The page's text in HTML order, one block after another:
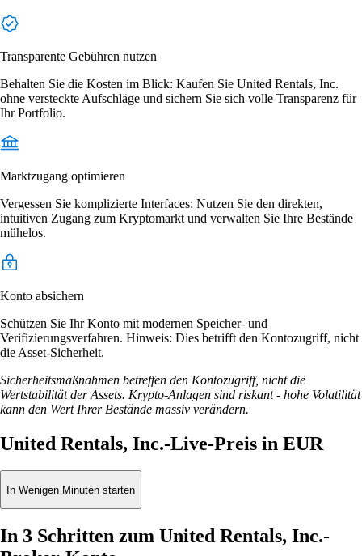
Transparente Gebühren nutzen
Behalten Sie die Kosten im Blick: Kaufen Sie United Rentals, Inc.
ohne versteckte Aufschläge und sichern Sie sich volle Transparenz für
Ihr Portfolio.
Marktzugang optimieren
Vergessen Sie komplizierte Interfaces: Nutzen Sie den direkten,
intuitiven Zugang zum Kryptomarkt und verwalten Sie Ihre Bestände
mühelos.
Konto absichern
Schützen Sie Ihr Konto mit modernen Speicher- und
Verifizierungsverfahren. Hinweis: Dies betrifft den Kontozugriff, nicht
die Asset-Sicherheit.
Sicherheitsmaßnahmen betreffen den Kontozugriff, nicht die
Wertstabilität der Assets. Krypto-Anlagen sind riskant - hohe Volatilität
kann den Wert Ihrer Bestände massiv verändern.
United Rentals, Inc.-Live-Preis in EUR
In Wenigen Minuten starten
In 3 Schritten zum United Rentals, Inc.-